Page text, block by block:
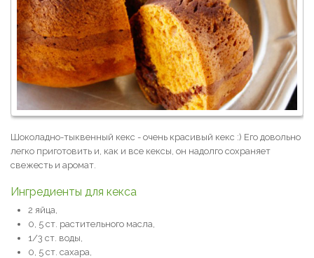
Шоколадно-тыквенный кекс - очень красивый кекс :) Его довольно
легко приготовить и, как и все кексы, он надолго сохраняет
свежесть и аромат.
Ингредиенты для кекса
2 яйца,
0, 5 ст. растительного масла,
1/3 ст. воды,
0, 5 ст. сахара,